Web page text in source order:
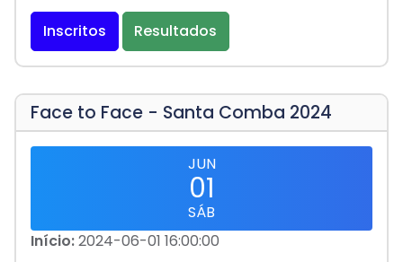
Inscritos Resultados
Face to Face - Santa Comba 2024
JUN
01
SÁB
Início:2024-06-01 16:00:00